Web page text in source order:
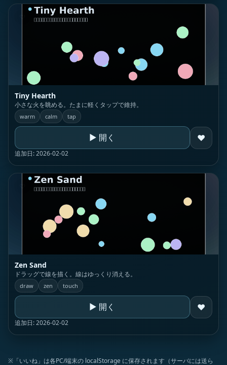
Tiny Hearth
小さな火を眺める。たまに軽くタップで維持。
warm calm tap
▶ 開く ♥
追加日: 2026-02-02
Zen Sand
ドラッグで線を描く。線はゆっくり消える。
draw zen touch
▶ 開く ♥
追加日: 2026-02-02
※「いいね」は各PC/端末の localStorage に保存されます（サーバには送ら